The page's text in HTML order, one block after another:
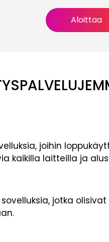
Aloittaa
joihin
kaikilla laitteilla ja
jotka olisivat